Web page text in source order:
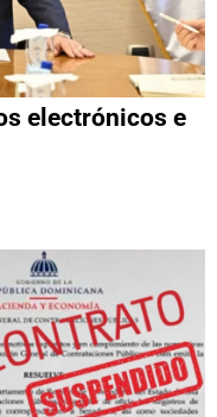
electrónicos e